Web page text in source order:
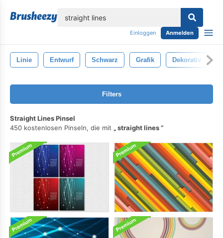
Einloggen Anmelden
Linie Entwurf Schwarz Grafik Dekorativ
Filters
Straight Lines Pinsel
450 kostenlosen Pinseln, die mit
straight lines